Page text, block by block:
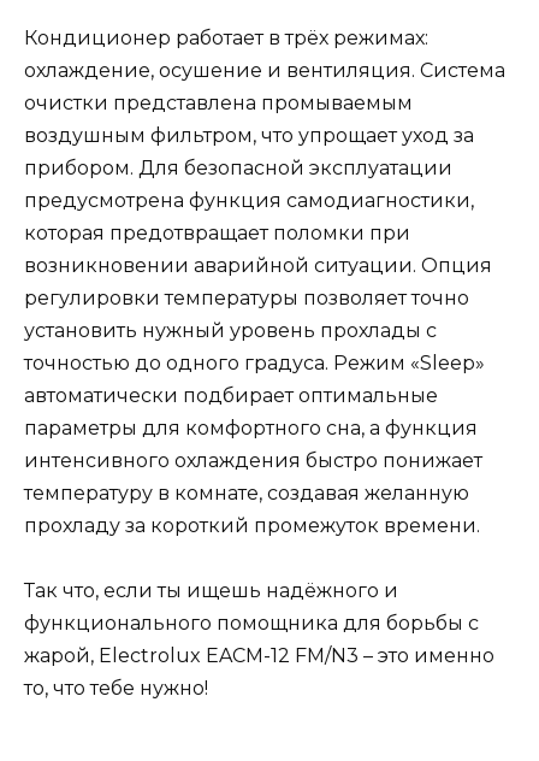
Кондиционер работает в трёх режимах:
охлаждение, осушение и вентиляция. Система
очистки представлена промываемым
воздушным фильтром, что упрощает уход за
прибором. Для безопасной эксплуатации
предусмотрена функция самодиагностики,
которая предотвращает поломки при
возникновении аварийной ситуации. Опция
регулировки температуры позволяет точно
установить нужный уровень прохлады с
точностью до одного градуса. Режим «Sleep»
автоматически подбирает оптимальные
параметры для комфортного сна, а функция
интенсивного охлаждения быстро понижает
температуру в комнате, создавая желанную
прохладу за короткий промежуток времени.
Так что, если ты ищешь надёжного и
функционального помощника для борьбы с
жарой, Electrolux EACM-12 FM/N3 – это именно
то, что тебе нужно!